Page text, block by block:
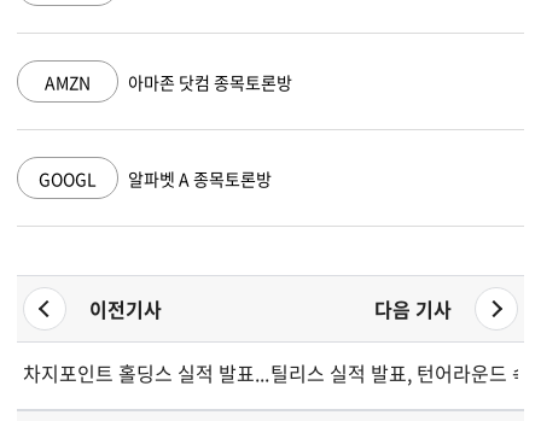
AMZN 아마존 닷컴 종목토론방
GOOGL 알파벳 A 종목토론방
이전기사 다음 기사
차지포인트 홀딩스 실적 발표... 신중한 전환 신호
틸리스 실적 발표, 턴어라운드 속